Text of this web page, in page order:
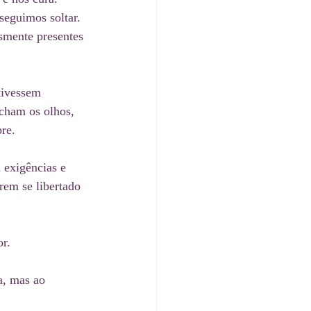
soltar.
presentes
os olhos,
exigências e
se libertado
mas ao